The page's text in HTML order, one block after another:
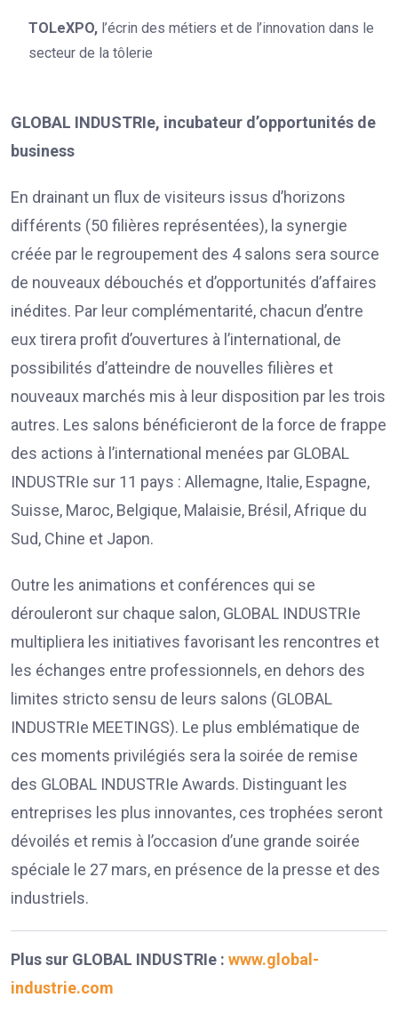
TOLeXPO, l’écrin des métiers et de l’innovation dans le
secteur de la tôlerie
GLOBAL INDUSTRIe, incubateur d’opportunités de
business
En drainant un flux de visiteurs issus d’horizons
différents (50 filières représentées), la synergie
créée par le regroupement des 4 salons sera source
de nouveaux débouchés et d’opportunités d’affaires
inédites. Par leur complémentarité, chacun d’entre
eux tirera profit d’ouvertures à l’international, de
possibilités d’atteindre de nouvelles filières et
nouveaux marchés mis à leur disposition par les trois
autres. Les salons bénéficieront de la force de frappe
des actions à l’international menées par GLOBAL
INDUSTRIe sur 11 pays : Allemagne, Italie, Espagne,
Suisse, Maroc, Belgique, Malaisie, Brésil, Afrique du
Sud, Chine et Japon.
Outre les animations et conférences qui se
dérouleront sur chaque salon, GLOBAL INDUSTRIe
multipliera les initiatives favorisant les rencontres et
les échanges entre professionnels, en dehors des
limites stricto sensu de leurs salons (GLOBAL
INDUSTRIe MEETINGS). Le plus emblématique de
ces moments privilégiés sera la soirée de remise
des GLOBAL INDUSTRIe Awards. Distinguant les
entreprises les plus innovantes, ces trophées seront
dévoilés et remis à l’occasion d’une grande soirée
spéciale le 27 mars, en présence de la presse et des
industriels.
Plus sur GLOBAL INDUSTRIe : www.global-
industrie.com